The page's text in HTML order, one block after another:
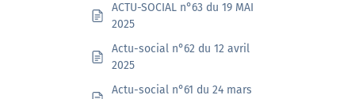
ACTU-SOCIAL n°63 du 19 MAI
2025
Actu-social n°62 du 12 avril
2025
Actu-social n°61 du 24 mars